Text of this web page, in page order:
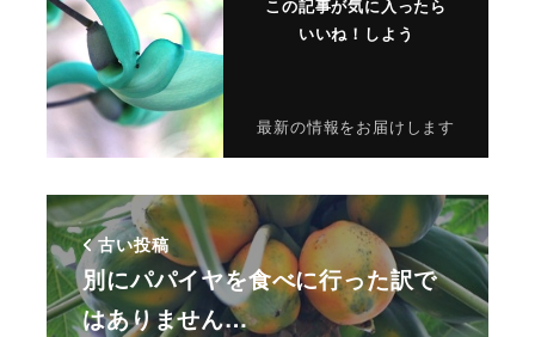
この記事が気に入ったら
いいね！しよう
最新の情報をお届けします
古い投稿
別にパパイヤを食べに行った訳で
はありません…